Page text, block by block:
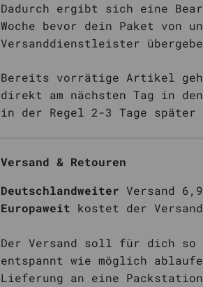
Dadurch ergibt sich eine
Woche bevor dein Paket von
Versanddienstleister
Bereits vorrätige Artikel
direkt am nächsten Tag in
in der Regel 2-3 Tage
Versand & Retouren
Deutschlandweiter Versand
Europaweit kostet der
Der Versand soll für dich so
entspannt wie möglich
Lieferung an eine